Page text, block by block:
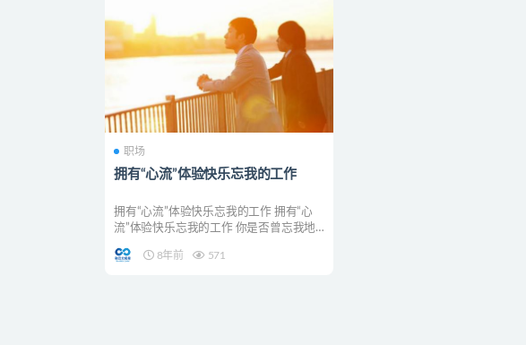
职场
拥有“心流”体验快乐忘我的工作
拥有“心流”体验快乐忘我的工作 拥有“心
流”体验快乐忘我的工作 你是否曾忘我地
8年前
571